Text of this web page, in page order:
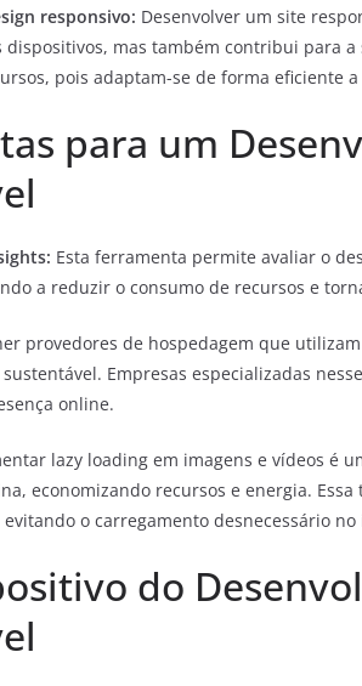
responsivo: Desenvolver um site
mas também contribui para
pois adaptam-se de forma eficiente
para um
Esta ferramenta permite avaliar o
a reduzir o consumo de recursos e
provedores de hospedagem que
Empresas especializadas
online.
lazy loading em imagens e vídeos é
economizando recursos e energia.
o carregamento desnecessário no
do